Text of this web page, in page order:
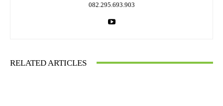
082.295.693.903
RELATED ARTICLES